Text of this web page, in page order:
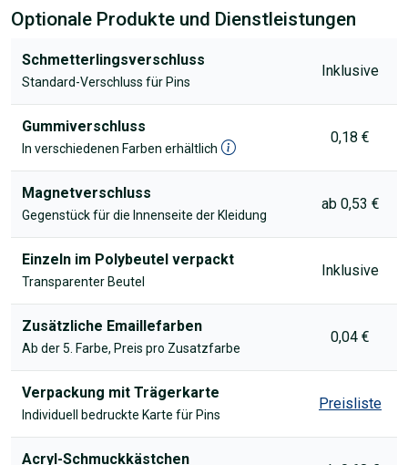
Optionale Produkte und Dienstleistungen
Schmetterlingsverschluss
Standard-Verschluss für Pins
Inklusive
Gummiverschluss
In verschiedenen Farben erhältlich
0,18 €
Magnetverschluss
Gegenstück für die Innenseite der Kleidung
ab 0,53 €
Einzeln im Polybeutel verpackt
Transparenter Beutel
Inklusive
Zusätzliche Emaillefarben
Ab der 5. Farbe, Preis pro Zusatzfarbe
0,04 €
Verpackung mit Trägerkarte
Individuell bedruckte Karte für Pins
Preisliste
Acryl-Schmuckkästchen